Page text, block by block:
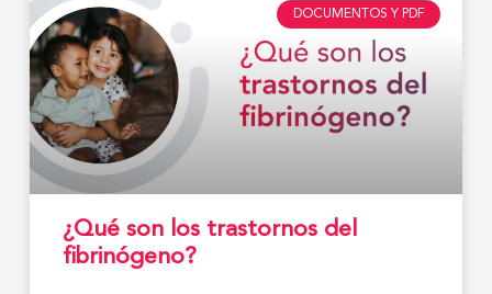
DOCUMENTOS Y PDF
¿Qué son los trastornos del
fibrinógeno?